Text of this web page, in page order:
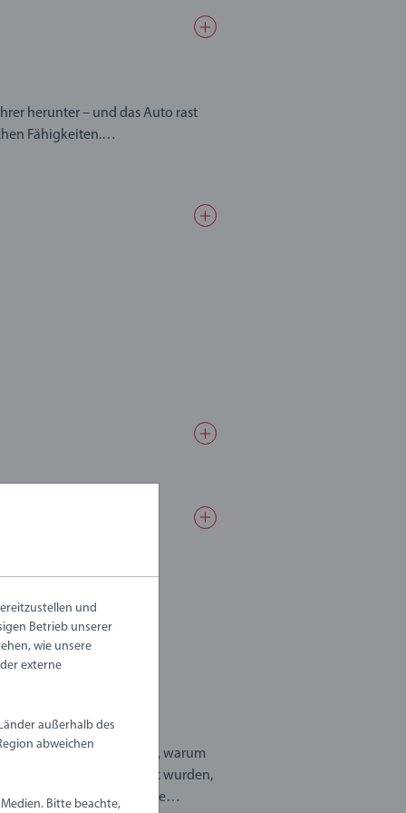
herunter – und das Auto rast
Fähigkeiten.
Anforderungen
Racer
gekauft. Ich weiß nicht, warum
nicht in China hergestellt wurden,
China hergestellt. Nur eine
und
Betrieb unserer
wie unsere
externe
außerhalb des
abweichen
Bitte beachte,